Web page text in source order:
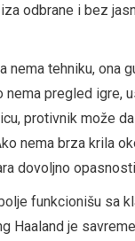
odbrane i bez
nema tehniku, ona
nema pregled igre,
protivnik može
nema brza krila
dovoljno
funkcionišu sa
Haaland je